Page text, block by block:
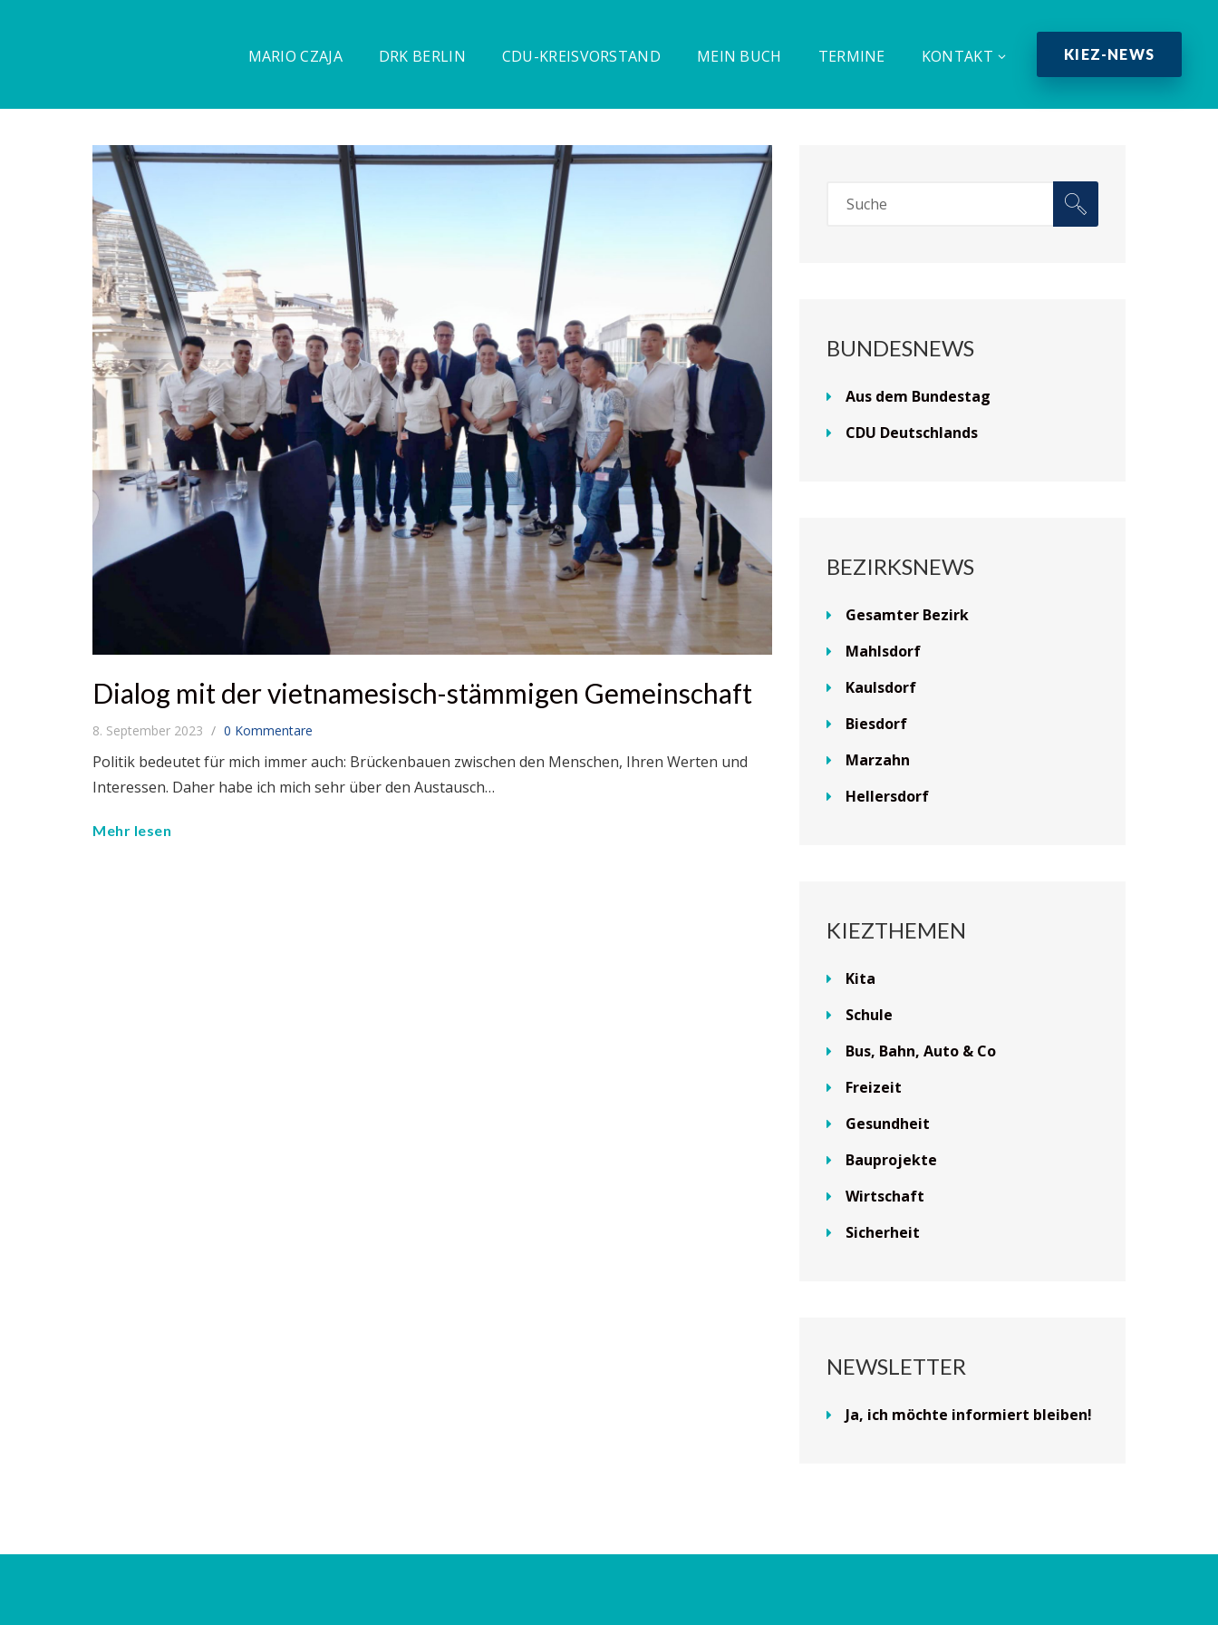
MARIO CZAJA DRK BERLIN CDU-KREISVORSTAND MEIN BUCH TERMINE KONTAKT KIEZ-NEWS
Dialog mit der vietnamesisch-stämmigen Gemeinschaft
8. September 2023 0 Kommentare
Politik bedeutet für mich immer auch: Brückenbauen zwischen den Menschen, Ihren Werten und
Interessen. Daher habe ich mich sehr über den Austausch…
Mehr lesen
BUNDESNEWS
Aus dem Bundestag
CDU Deutschlands
BEZIRKSNEWS
Gesamter Bezirk
Mahlsdorf
Kaulsdorf
Biesdorf
Marzahn
Hellersdorf
KIEZTHEMEN
Kita
Schule
Bus, Bahn, Auto & Co
Freizeit
Gesundheit
Bauprojekte
Wirtschaft
Sicherheit
NEWSLETTER
Ja, ich möchte informiert bleiben!